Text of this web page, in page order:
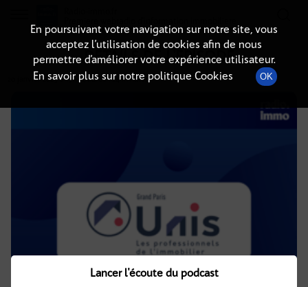
DÉTAILS DE L'ÉPISODE
20 janvier 2025à 17h30, durée : 24 minutes
En poursuivant votre navigation sur notre site, vous
acceptez l’utilisation de cookies afin de nous
permettre d’améliorer votre expérience utilisateur.
En savoir plus sur notre politique Cookies
OK
Lancer l'écoute du podcast